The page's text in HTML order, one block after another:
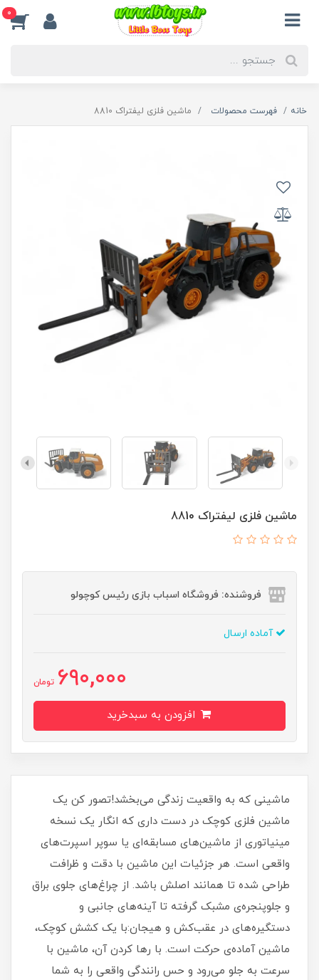
0
خانه فهرست محصولات ماشین فلزی لیفتراک 8810
ماشین فلزی لیفتراک 8810
فروشنده: فروشگاه اسباب بازی رئیس کوچولو
آماده ارسال
690,000 تومان
ماشینی که به واقعیت زندگی می‌بخشد!تصور کن یک
ماشین فلزی کوچک در دست داری که انگار یک نسخه
مینیاتوری از ماشین‌های مسابقه‌ای یا سوپر اسپرت‌های
واقعی است. هر جزئیات این ماشین با دقت و ظرافت
طراحی شده تا همانند اصلش باشد. از چراغ‌های جلوی براق
و جلوپنجره‌ی مشبک گرفته تا آینه‌های جانبی و
دستگیره‌های در عقب‌کش و هیجان:با یک کشش کوچک،
ماشین آماده‌ی حرکت است. با رها کردن آن، ماشین با
سرعت به جلو می‌رود و حس رانندگی واقعی را به شما